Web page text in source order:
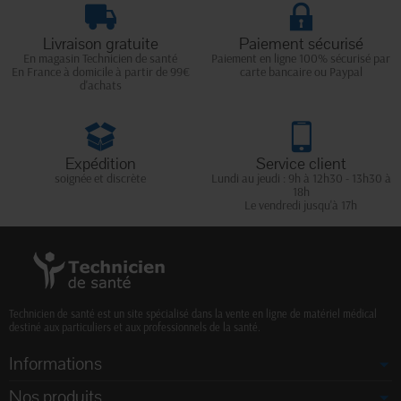
Livraison gratuite
En magasin Technicien de santé
En France à domicile à partir de 99€
d'achats
Paiement sécurisé
Paiement en ligne 100% sécurisé par
carte bancaire ou Paypal
Expédition
soignée et discrète
Service client
Lundi au jeudi : 9h à 12h30 - 13h30 à
18h
Le vendredi jusqu'à 17h
Technicien de santé est un site spécialisé dans la vente en ligne de matériel médical
destiné aux particuliers et aux professionnels de la santé.
Informations